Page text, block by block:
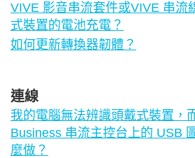
VIVE 影音串流套件或VIVE 串流
式裝置的電池充電？
如何更新轉換器韌體？
連線
我的電腦無法辨識頭戴式裝置，
Business 串流主控台上的 USB
麼做？